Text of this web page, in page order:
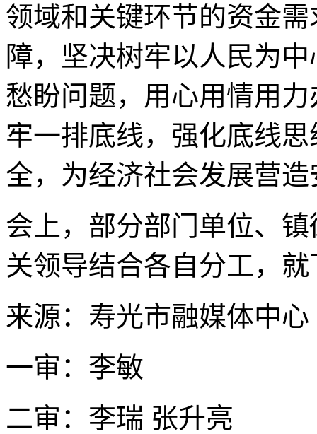
领域和关键环节的资金
障，坚决树牢以人民为
愁盼问题，用心用情用
牢一排底线，强化底线
全，为经济社会发展营
会上，部分部门单位、
关领导结合各自分工，
来源：寿光市融媒体中心
一审：李敏
二审：李瑞 张升亮